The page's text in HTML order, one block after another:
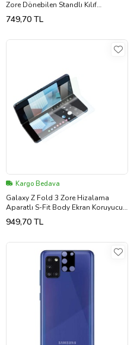
Zore Dönebilen Standlı Kılıf
(Lacivert)
749,70 TL
Kargo Bedava
Galaxy Z Fold 3 Zore Hizalama
Aparatlı S-Fit Body Ekran Koruyucu
(Renksiz)
949,70 TL